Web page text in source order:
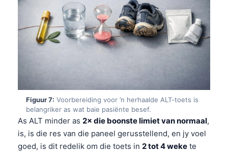
Figuur 7: Voorbereiding voor ’n herhaalde ALT-toets is
belangriker as wat baie pasiënte besef.
As ALT minder as 2× die boonste limiet van normaal,
is, is die res van die paneel gerusstellend, en jy voel
goed, is dit redelik om die toets in 2 tot 4 weke te
한국어
Slovenščina
Magyar
Shqip
বাংলা
मराठी
తెలుగు
தமிழ்